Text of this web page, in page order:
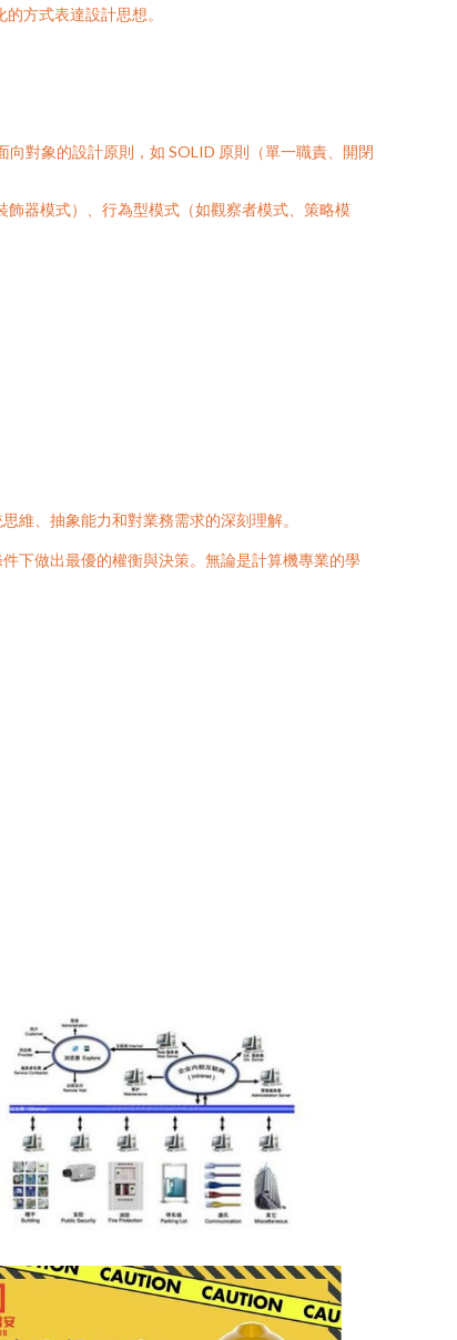
的方式表達設計思想。
的設計原則，如 SOLID 原則（單一職責、開閉
飾器模式）、行為型模式（如觀察者模式、策略模
、抽象能力和對業務需求的深刻理解。
件下做出最優的權衡與決策。無論是計算機專業的學